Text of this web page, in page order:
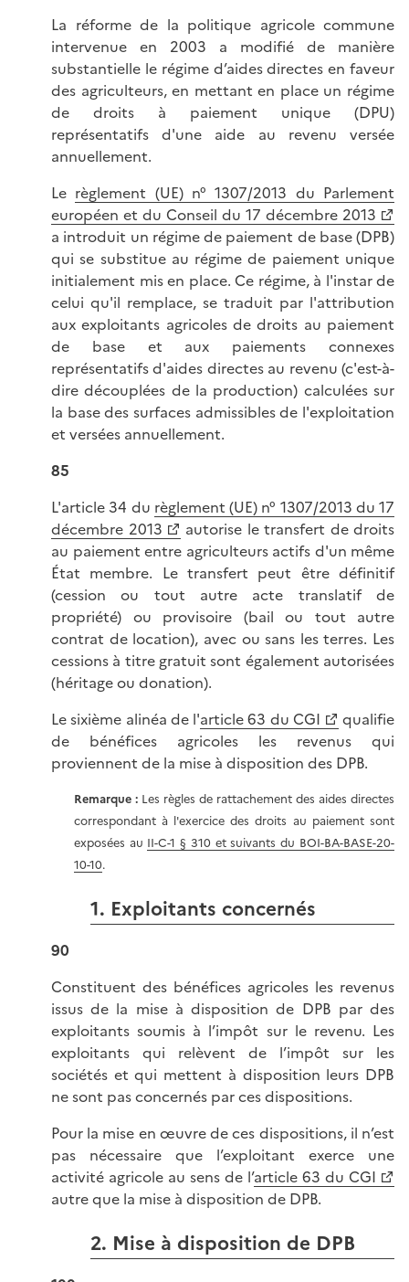
La réforme de la politique agricole commune
intervenue en 2003 a modifié de manière
substantielle le régime d’aides directes en faveur
des agriculteurs, en mettant en place un régime
de droits à paiement unique (DPU)
représentatifs d'une aide au revenu versée
annuellement.
Le règlement (UE) n° 1307/2013 du Parlement
européen et du Conseil du 17 décembre 2013
a introduit un régime de paiement de base (DPB)
qui se substitue au régime de paiement unique
initialement mis en place. Ce régime, à l'instar de
celui qu'il remplace, se traduit par l'attribution
aux exploitants agricoles de droits au paiement
de base et aux paiements connexes
représentatifs d'aides directes au revenu (c'est-à-
dire découplées de la production) calculées sur
la base des surfaces admissibles de l'exploitation
et versées annuellement.
85
L'article 34 du règlement (UE) n° 1307/2013 du 17
décembre 2013
autorise le transfert de droits
au paiement entre agriculteurs actifs d'un même
État membre. Le transfert peut être définitif
(cession ou tout autre acte translatif de
propriété) ou provisoire (bail ou tout autre
contrat de location), avec ou sans les terres. Les
cessions à titre gratuit sont également autorisées
(héritage ou donation).
Le sixième alinéa de l'article 63 du CGI
qualifie
de bénéfices agricoles les revenus qui
proviennent de la mise à disposition des DPB.
Remarque : Les règles de rattachement des aides directes
correspondant à l'exercice des droits au paiement sont
exposées au II-C-1 § 310 et suivants du BOI-BA-BASE-20-
10-10.
1. Exploitants concernés
90
Constituent des bénéfices agricoles les revenus
issus de la mise à disposition de DPB par des
exploitants soumis à l’impôt sur le revenu. Les
exploitants qui relèvent de l’impôt sur les
sociétés et qui mettent à disposition leurs DPB
ne sont pas concernés par ces dispositions.
Pour la mise en œuvre de ces dispositions, il n’est
pas nécessaire que l’exploitant exerce une
activité agricole au sens de l’article 63 du CGI
autre que la mise à disposition de DPB.
2. Mise à disposition de DPB